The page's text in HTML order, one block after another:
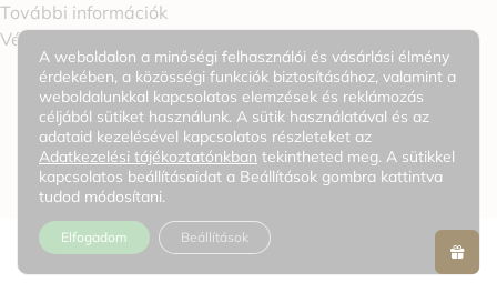
További információk
Vélemények
0
KAPCSOLÓDÓ TERMÉKEK
A weboldalon a minőségi felhasználói és vásárlási élmény
érdekében, a közösségi funkciók biztosításához, valamint a
weboldalunkkal kapcsolatos elemzések és reklámozás
céljából sütiket használunk. A sütik használatával és az
adataid kezelésével kapcsolatos részleteket az
Adatkezelési tájékoztatónkban tekintheted meg. A sütikkel
kapcsolatos beállításaidat a Beállítások gombra kattintva
tudod módosítani.
Elfogadom Beállítások